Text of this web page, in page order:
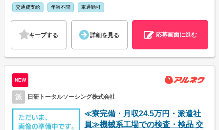
交通費支給 年齢不問 車通勤可
キープする 詳細を見る 応募画面に進む
NEW
派 日研トータルソーシング株式会社
≪寮完備・月収24.5万円・派遣社
員≫機械系工場での検査・検品 交